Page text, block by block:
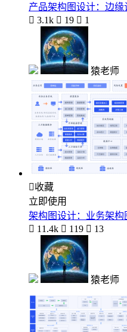
产品架构图设计：边缘
 3.1k  19  1
猿老师
收藏
立即使用
架构图设计：业务架构
 11.4k  119  13
猿老师